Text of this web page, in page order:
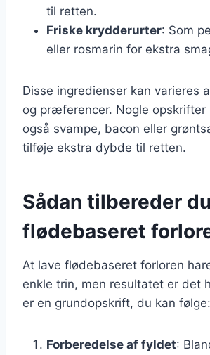
til retten.
Friske krydderurter: Som
eller rosmarin for ekstra
Disse ingredienser kan varieres
og præferencer. Nogle opskrifter
også svampe, bacon eller
tilføje ekstra dybde til retten.
Sådan tilbereder du
flødebaseret
At lave flødebaseret forloren
enkle trin, men resultatet er det
er en grundopskrift, du kan følge:
Forberedelse af fyldet: